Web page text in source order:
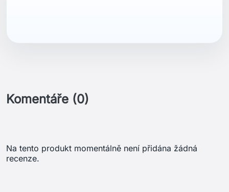
Komentáře (0)
Na tento produkt momentálně není přidána žádná
recenze.